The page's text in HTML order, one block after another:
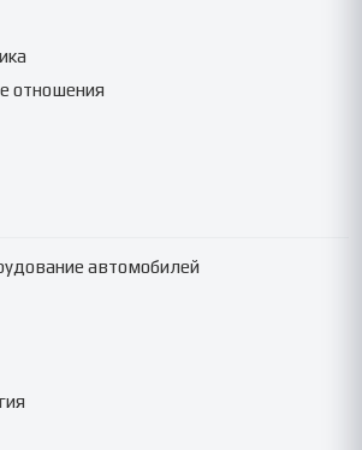
отношения
автомобилей